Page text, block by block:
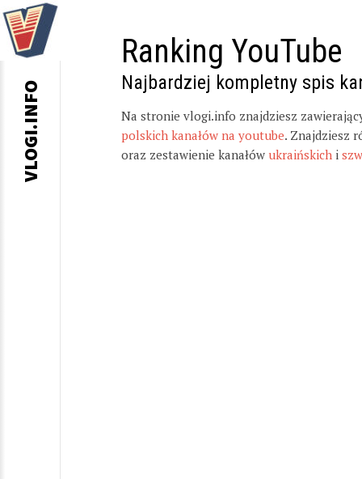
Ranking YouTube
Najbardziej kompletny spis
Na stronie vlogi.info znajdziesz
polskich kanałów na youtube. Znajdziesz
oraz zestawienie kanałów ukraińskich i
VLOGI.INFO